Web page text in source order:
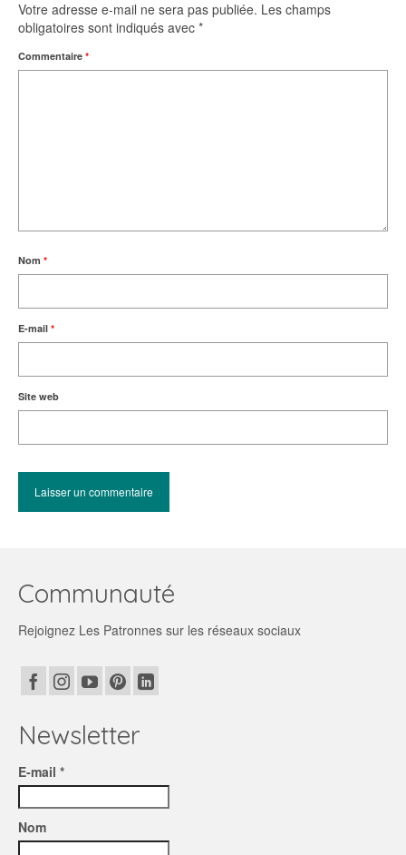
Votre adresse e-mail ne sera pas publiée. Les champs
obligatoires sont indiqués avec *
Commentaire *
Nom *
E-mail *
Site web
Communauté
Rejoignez Les Patronnes sur les réseaux sociaux
Newsletter
E-mail *
Nom